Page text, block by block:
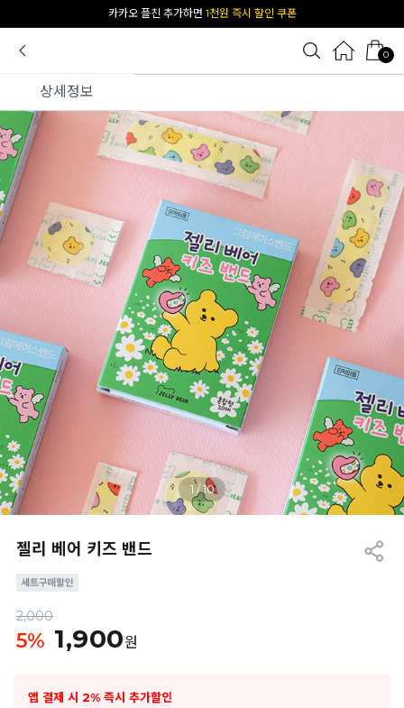
카카오 플친 추가하면 1천원 즉시 할인 쿠폰
0
상세정보
1 /10
젤리 베어 키즈 밴드
2,000
5% 1,900원
앱 결제 시 2% 즉시 추가할인